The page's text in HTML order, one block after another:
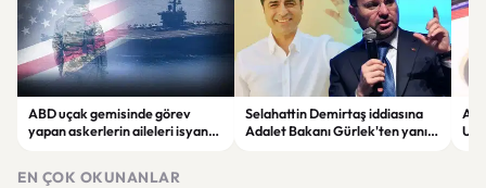
ABD uçak gemisinde görev
yapan askerlerin aileleri isyan
Selahattin Demirtaş iddiasına
Adalet Bakanı Gürlek'ten yanıt:
EN ÇOK OKUNANLAR